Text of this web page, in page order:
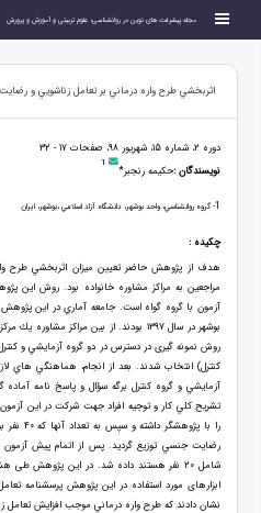
مجله پیشرفت های نوین در روانشناسی، علوم تربیتی و آموزش و پرورش
اثربخشي طرح واره درماني بر تعامل زناشويي و
دوره 2، شماره 15، شهریور 98، صفحات 17 - 32
نویسندگان :حکیمه رنجبر* 1
1- گروه روانشناسي، واحد بوشهر، دانشگاه آزاد اسلامي ،بوشهر، ايران
چکیده :
هدف از پژوهش حاضر تعیین ميزان اثربخشي طرح
مراجعین به مراکز مشاوره خانواده بود. روش اين
آزمون با گروه گواه است. جامعه آماري در اين پژوهش
کنترل) انتخاب شدند. بعد از انجام، هماهنگي هاي
آزمايشي و گروه كنترل برگه سؤال و پاسخ نامه آماده
تشريح كلي كار و توجيه افراد جهت شركت در اين
را با
رضایت جنسي توزيع گرديد. پس از اتمام پيش آزمون
شامل 20 نفر هستند داده شد. در این پژوهش
ابزارهای مورد استفاده در این پژوهش پرسشنامه
نشان دادند که طرح واره درماني موجب افزايش